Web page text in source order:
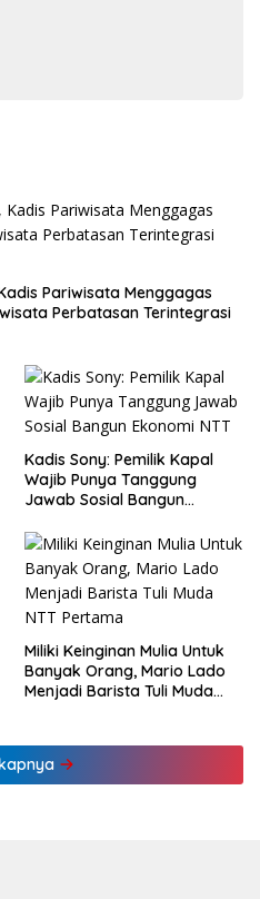
Pariwisata Menggagas
Perbatasan Terintegrasi
Kadis Sony: Pemilik Kapal
Wajib Punya Tanggung
Jawab Sosial Bangun
Miliki Keinginan Mulia Untuk
Banyak Orang, Mario Lado
Menjadi Barista Tuli Muda